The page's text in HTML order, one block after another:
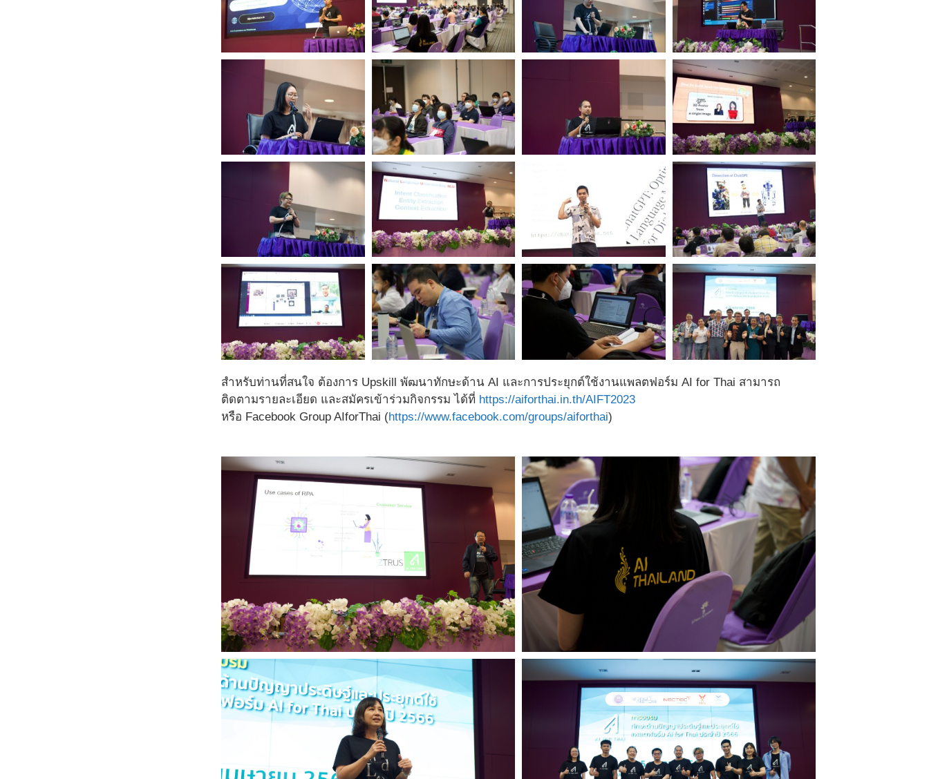
สำหรับท่านที่สนใจ ต้องการ Upskill พัฒนาทักษะด้าน AI และการประยุกต์ใช้งานแพลตฟอร์ม AI for Thai สามารถ
ติดตามรายละเอียด และสมัครเข้าร่วมกิจกรรม ได้ที่ https://aiforthai.in.th/AIFT2023
หรือ Facebook Group AIforThai (https://www.facebook.com/groups/aiforthai)